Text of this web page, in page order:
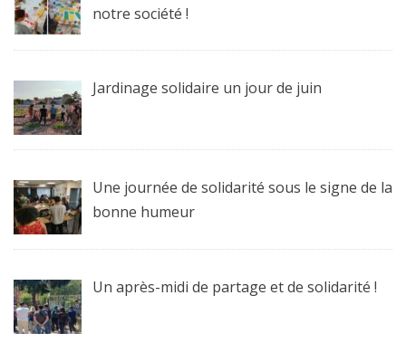
notre société !
Jardinage solidaire un jour de juin
Une journée de solidarité sous le signe de la
bonne humeur
Un après-midi de partage et de solidarité !